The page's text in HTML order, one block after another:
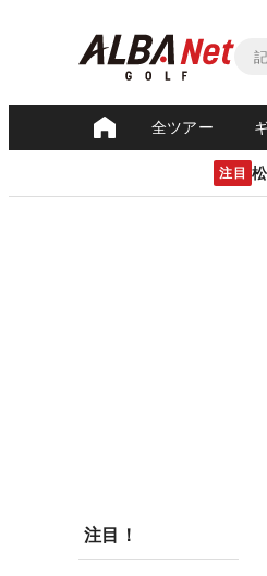
全ツアー
注目
注目！